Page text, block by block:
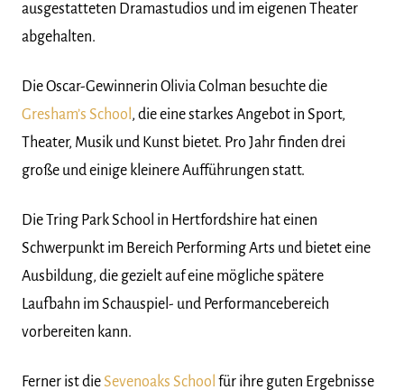
ausgestatteten Dramastudios und im eigenen Theater
abgehalten.
Die Oscar-Gewinnerin Olivia Colman besuchte die
Gresham’s School , die eine starkes Angebot in Sport,
Theater, Musik und Kunst bietet. Pro Jahr finden drei
große und einige kleinere Aufführungen statt.
Die Tring Park School in Hertfordshire hat einen
Schwerpunkt im Bereich Performing Arts und bietet eine
Ausbildung, die gezielt auf eine mögliche spätere
Laufbahn im Schauspiel- und Performancebereich
vorbereiten kann.
Ferner ist dieSevenoaks School für ihre guten Ergebnisse